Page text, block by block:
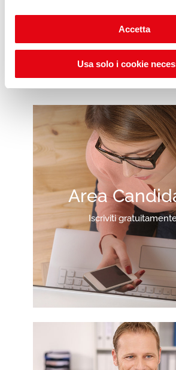
Accetta
Usa solo i cookie
Scopri gli ITS POP
Area
Iscriviti